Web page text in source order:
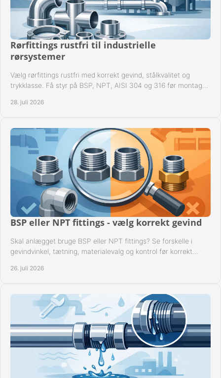
Rørfittings rustfri til industrielle
rørsystemer
Vælg rørfittings rustfri med korrekt gevind, stålkvalitet og
trykklasse. Få styr på BSP, NPT, AISI 304 og 316 før montage
28. juli 2026
BSP eller NPT fittings - vælg korrekt gevind
Skal anlægget bruge BSP eller NPT fittings? Se forskelle i
gevindvinkel, tætning, materialevalg og kontrol før korrekt
26. juli 2026